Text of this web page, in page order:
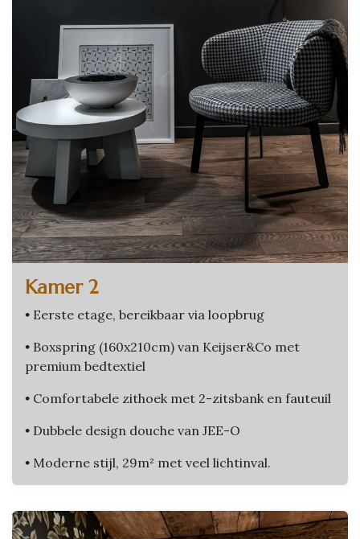
Kamer 2
• Eerste etage, bereikbaar via loopbrug
• Boxspring (160x210cm) van Keijser&Co met
premium bedtextiel
• Comfortabele zithoek met 2-zitsbank en fauteuil
• Dubbele design douche van JEE-O
• Moderne stijl, 29m² met veel lichtinval.